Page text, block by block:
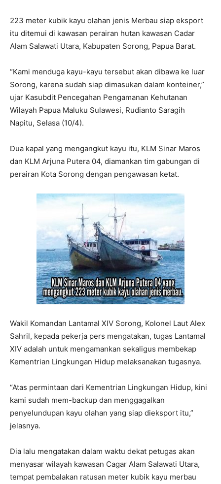
223 meter kubik kayu olahan jenis Merbau siap eksport
itu ditemui di kawasan perairan hutan kawasan Cadar
Alam Salawati Utara, Kabupaten Sorong, Papua Barat.
“Kami menduga kayu-kayu tersebut akan dibawa ke luar
Sorong, karena sudah siap dimasukan dalam konteiner,”
ujar Kasubdit Pencegahan Pengamanan Kehutanan
Wilayah Papua Maluku Sulawesi, Rudianto Saragih
Napitu, Selasa (10/4).
Dua kapal yang mengangkut kayu itu, KLM Sinar Maros
dan KLM Arjuna Putera 04, diamankan tim gabungan di
perairan Kota Sorong dengan pengawasan ketat.
Wakil Komandan Lantamal XIV Sorong, Kolonel Laut Alex
Sahril, kepada pekerja pers mengatakan, tugas Lantamal
XIV adalah untuk mengamankan sekaligus membekap
Kementrian Lingkungan Hidup melaksanakan tugasnya.
“Atas permintaan dari Kementrian Lingkungan Hidup, kini
kami sudah mem-backup dan menggagalkan
penyelundupan kayu olahan yang siap dieksport itu,”
jelasnya.
Dia lalu mengatakan dalam waktu dekat petugas akan
menyasar wilayah kawasan Cagar Alam Salawati Utara,
tempat pembalakan ratusan meter kubik kayu merbau